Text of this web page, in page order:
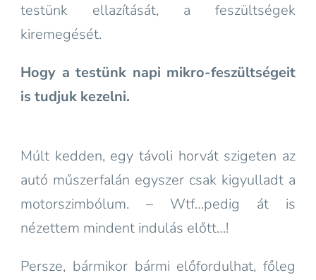
testünk ellazítását, a feszültségek
kiremegését.
Hogy a testünk napi mikro-feszültségeit
is tudjuk kezelni.
Múlt kedden, egy távoli horvát szigeten az
autó műszerfalán egyszer csak kigyulladt a
motorszimbólum. – Wtf…pedig át is
nézettem mindent indulás előtt…!
Persze, bármikor bármi előfordulhat, főleg